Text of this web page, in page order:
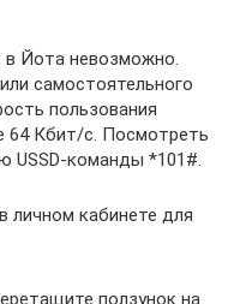
Йота невозможно.
самостоятельного
пользования
64 Кбит/с. Посмотреть
USSD-команды *101#.
кабинете для
ползунок на